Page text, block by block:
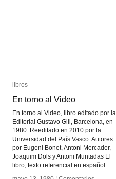
libros
En torno al Video
En torno al Video, libro editado por la
Editorial Gustavo Gili, Barcelona, en
1980. Reeditado en 2010 por la
Universidad del País Vasco. Autores:
por Eugeni Bonet, Antoni Mercader,
Joaquim Dols y Antoni Muntadas El
libro, texto referencial en español
libros
En torno al Video